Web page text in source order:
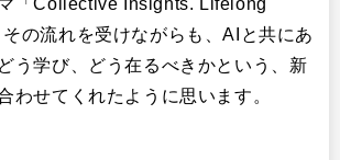
の流れを受けながらも、AIと共にあ
う学び、どう在るべきかという、新
わせてくれたように思います。